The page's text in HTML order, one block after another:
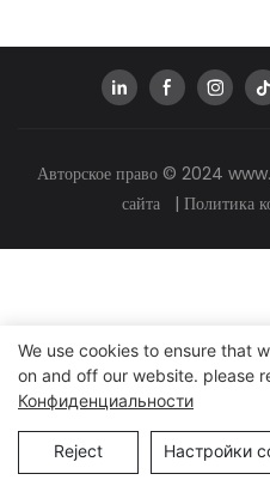
Авторское право © 2024
сайта
| Политика
We use cookies to ensure that
on and off our website. please
Конфиденциальности
Reject Настройки